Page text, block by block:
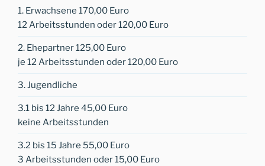
1. Erwachsene 170,00 Euro
12 Arbeitsstunden oder 120,00 Euro
2. Ehepartner 125,00 Euro
je 12 Arbeitsstunden oder 120,00 Euro
3. Jugendliche
3.1 bis 12 Jahre 45,00 Euro
keine Arbeitsstunden
3.2 bis 15 Jahre 55,00 Euro
3 Arbeitsstunden oder 15,00 Euro